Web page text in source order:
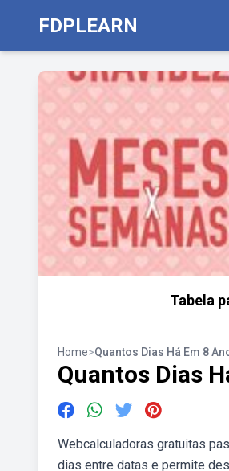
FDPLEARN
Tabela
Home>Quantos Dias Há Em 8
Quantos Dias
Webcalculadoras gratuitas
dias entre datas e permite